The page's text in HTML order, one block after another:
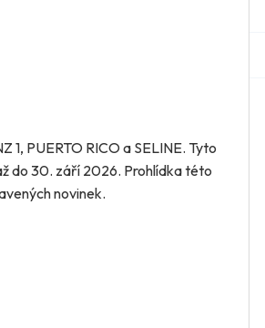
PUERTO RICO a SELINE. Tyto
do 30. září 2026. Prohlídka této
novinek.